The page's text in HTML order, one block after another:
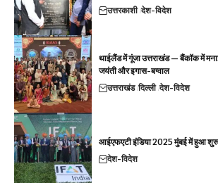
उत्तरकाशी देश-विदेश
थाईलैंड में गूंजा उत्तराखंड — बैंकॉक में
जयंती और इगास-बग्वाल
उत्तराखंड दिल्ली देश-विदेश
आईएफएटी इंडिया 2025 मुंबई में हुआ
देश-विदेश